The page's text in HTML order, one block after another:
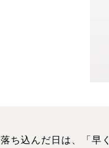
落ち込んだ日は、「早